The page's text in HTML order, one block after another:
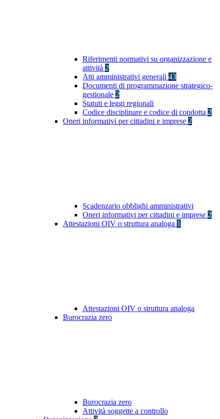
Riferimenti normativi su organizzazione e
attività 2
Atti amministrativi generali 43
Documenti di programmazione strategico-
gestionale 2
Statuti e leggi regionali
Codice disciplinare e codice di condotta 2
Oneri informativi per cittadini e imprese 2
Scadenzario obblighi amministrativi
Oneri informativi per cittadini e imprese 2
Attestazioni OIV o struttura analoga 1
Attestazioni OIV o struttura analoga
Burocrazia zero
Burocrazia zero
Attività soggette a controllo